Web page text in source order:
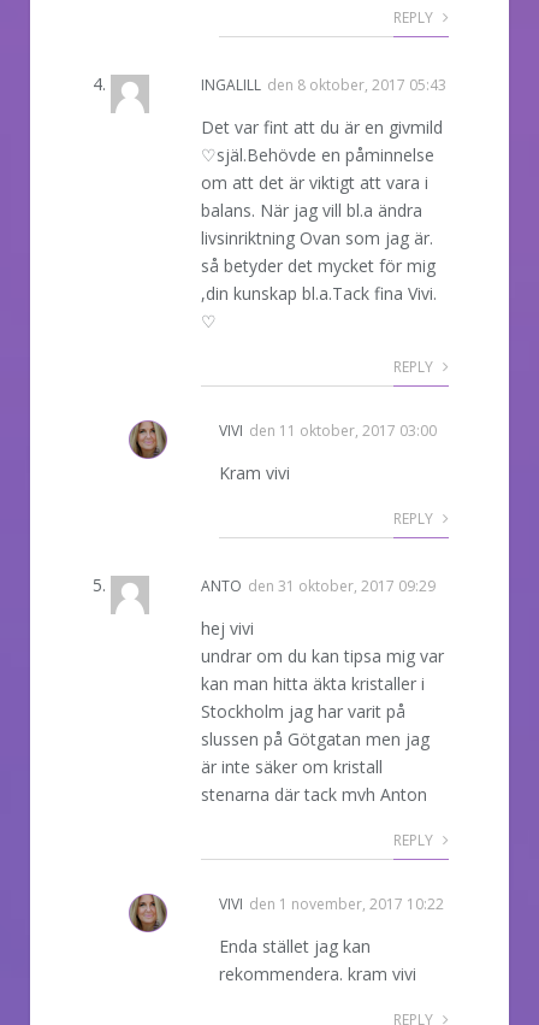
REPLY
INGALILL den 8 oktober, 2017 05:43
Det var fint att du är en givmild
♡själ.Behövde en påminnelse
om att det är viktigt att vara i
balans. När jag vill bl.a ändra
livsinriktning Ovan som jag är.
så betyder det mycket för mig
,din kunskap bl.a.Tack fina Vivi.
♡
REPLY
VIVI den 11 oktober, 2017 03:00
Kram vivi
REPLY
ANTO den 31 oktober, 2017 09:29
hej vivi
undrar om du kan tipsa mig var
kan man hitta äkta kristaller i
Stockholm jag har varit på
slussen på Götgatan men jag
är inte säker om kristall
stenarna där tack mvh Anton
REPLY
VIVI den 1 november, 2017 10:22
Enda stället jag kan
rekommendera. kram vivi
REPLY